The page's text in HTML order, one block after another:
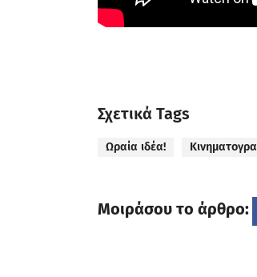
Σχετικά Tags
Ωραία ιδέα!
Μοιράσου το άρθρο: